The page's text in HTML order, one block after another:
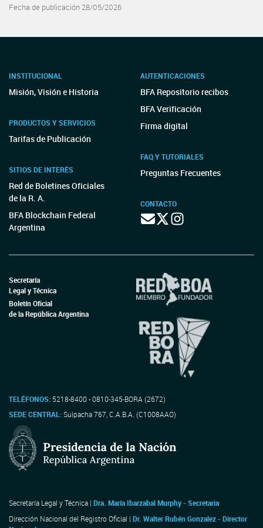
Fecha de publicación 28/05/2026
INSTITUCIONAL
Misión, Visión e Historia
PRODUCTOS Y SERVICIOS
Tarifas de Publicación
SITIOS DE INTERÉS
Red de Boletines Oficiales
de la R. A.
BFA Blockchain Federal
Argentina
AUTENTICACIONES
BFA Repositorio recibos
BFA Verificación
Firma digital
FAQ Y TUTORIALES
Preguntas Frecuentes
CONTACTO
Secretaría
Legal y Técnica
Boletín Oficial
de la República Argentina
TELÉFONOS: 5218-8400 - 0810-345-BORA (2672)
SEDE CENTRAL:Suipacha 767, C.A.B.A. (C1008AAO)
Secretaría Legal y Técnica | Dra. María Ibarzabal Murphy - Secretaria
Dirección Nacional del Registro Oficial | Dr. Walter Rubén Gonzalez - Director